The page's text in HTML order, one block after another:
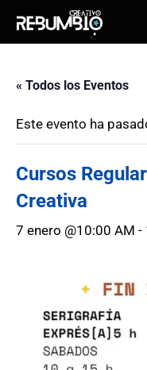
contenido
« Todos los Eventos
Este evento ha
Cursos
Creativa
7 enero @10:00 AM -